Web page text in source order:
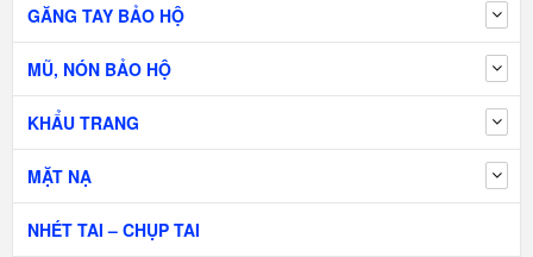
GĂNG TAY BẢO HỘ
MŨ, NÓN BẢO HỘ
KHẨU TRANG
MẶT NẠ
NHÉT TAI – CHỤP TAI